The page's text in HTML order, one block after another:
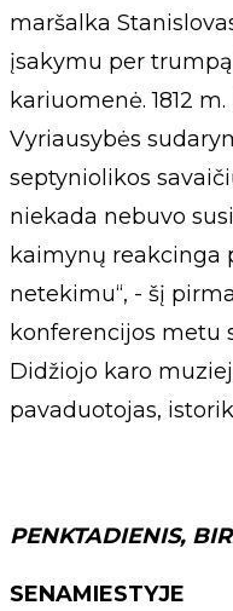
maršalka
įsakymu per
kariuomenė. 1812
Vyriausybės
septyniolikos
niekada nebuvo
kaimynų reakcinga
netekimu“, - šį
konferencijos metu
Didžiojo karo
pavaduotojas,
PENKTADIENIS,
SENAMIESTYJE